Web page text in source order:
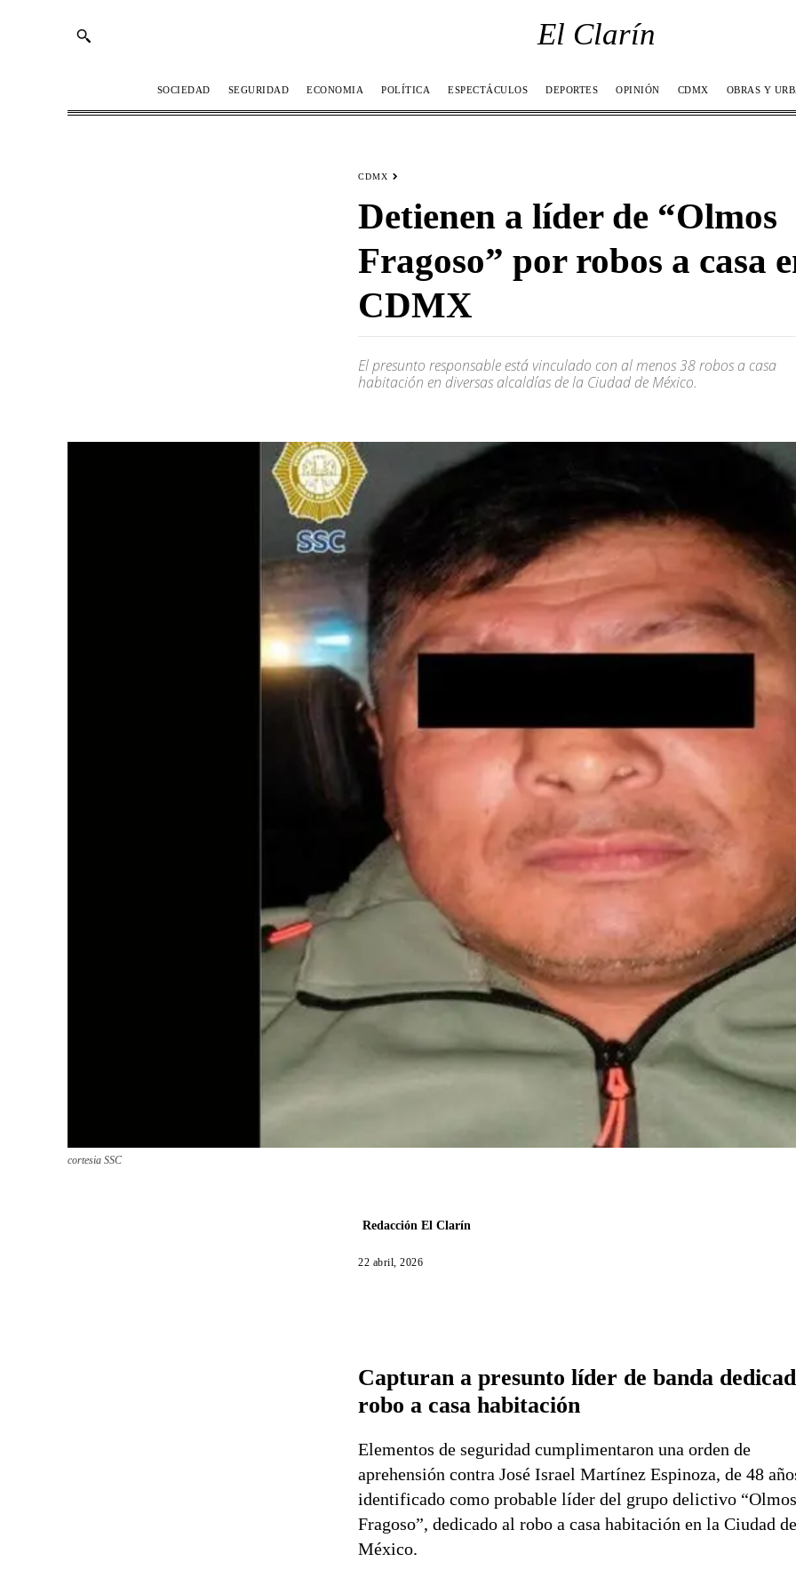
El Clarín
SOCIEDAD SEGURIDAD ECONOMIA POLÍTICA ESPECTÁCULOS DEPORTES OPINIÓN CDMX OBRAS Y
CDMX
Detienen a líder de “Olmos
Fragoso” por robos a casa
CDMX
El presunto responsable está vinculado con al menos 38 robos a casa
habitación en diversas alcaldías de la Ciudad de México.
cortesia SSC
Redacción El Clarín
22 abril, 2026
Capturan a presunto líder de banda
robo a casa habitación
Elementos de seguridad cumplimentaron una orden de
aprehensión contra José Israel Martínez Espinoza, de 48
identificado como probable líder del grupo delictivo “Olmos
Fragoso”, dedicado al robo a casa habitación en la Ciudad de
México.